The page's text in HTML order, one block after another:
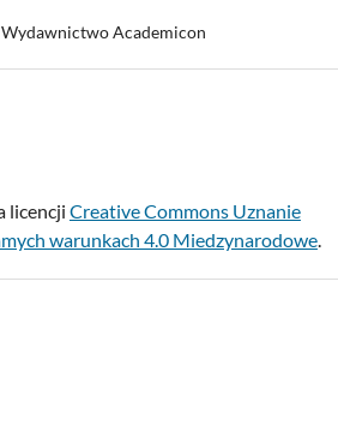
Academicon
licencji Creative Commons Uznanie
warunkach 4.0 Miedzynarodowe.